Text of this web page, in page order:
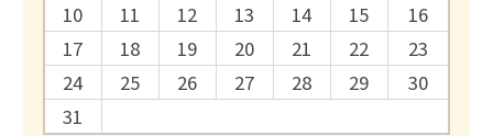
10
11 12 13 14 15
16
17
18 19 20 21 22
23
24
25 26 27 28 29
30
31